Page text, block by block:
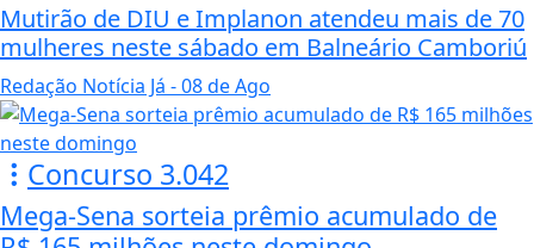
Mutirão de DIU e Implanon atendeu mais de 70
mulheres neste sábado em Balneário Camboriú
Redação Notícia Já - 08 de Ago
Concurso 3.042
Mega-Sena sorteia prêmio acumulado de